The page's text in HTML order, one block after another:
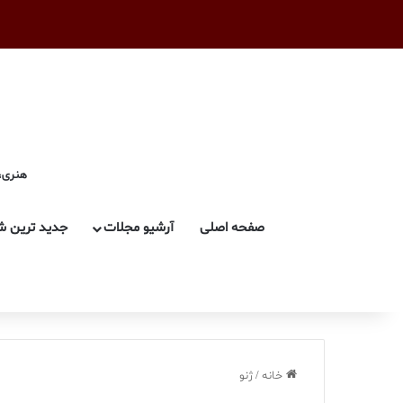
صفحه اصلی آرشیو مجلات جدید ترین
خانه/ژنو